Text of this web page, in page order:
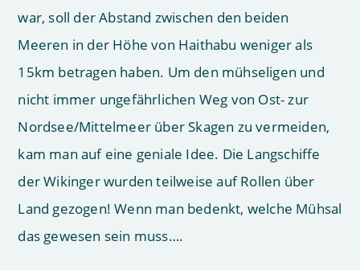
war, soll der Abstand zwischen den beiden
Meeren in der Höhe von Haithabu weniger als
15km betragen haben. Um den mühseligen und
nicht immer ungefährlichen Weg von Ost- zur
Nordsee/Mittelmeer über Skagen zu vermeiden,
kam man auf eine geniale Idee. Die Langschiffe
der Wikinger wurden teilweise auf Rollen über
Land gezogen! Wenn man bedenkt, welche Mühsal
das gewesen sein muss….